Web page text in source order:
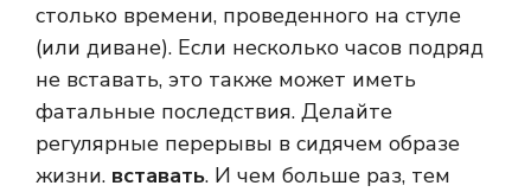
столько времени, проведенного на стуле
(или диване). Если несколько часов подряд
не вставать, это также может иметь
фатальные последствия. Делайте
регулярные перерывы в сидячем образе
жизни. вставать. И чем больше раз, тем